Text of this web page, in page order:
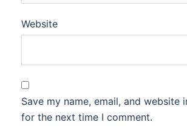
Website
Save my name, email, and website
for the next time I comment.